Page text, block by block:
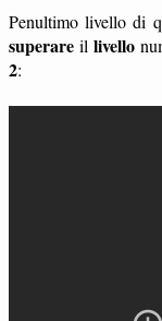
Penultimo livello di
superare il livello
2: